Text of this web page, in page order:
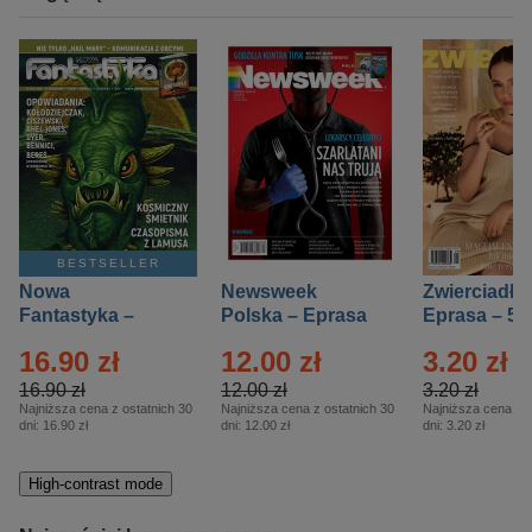
BESTSELLER
Nowa
Fantastyka –
16.90 zł
16.90 zł
Najniższa cena z ostatnich 30
dni: 16.90 zł
Newsweek
Polska – Eprasa
12.00 zł
12.00 zł
Najniższa cena z ostatnich 30
dni: 12.00 zł
Zwierciadło
Eprasa – 5/
3.20 zł
3.20 zł
Najniższa cena z
dni: 3.20 zł
High-contrast mode